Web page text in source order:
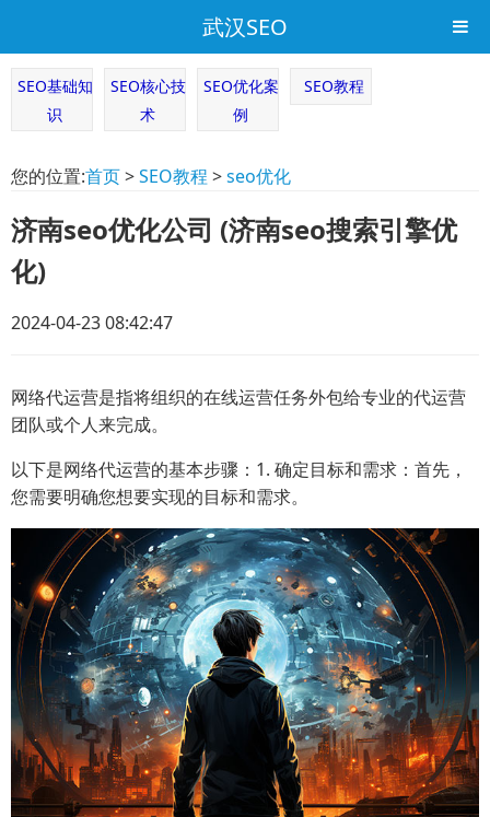
武汉SEO
SEO基础知
识
SEO核心技
术
SEO优化案
例
SEO教程
您的位置:首页>SEO教程 >seo优化
济南seo优化公司 (济南seo搜索引擎优
化)
2024-04-23 08:42:47
网络代运营是指将组织的在线运营任务外包给专业的代运营
团队或个人来完成。
以下是网络代运营的基本步骤：1. 确定目标和需求：首先，
您需要明确您想要实现的目标和需求。